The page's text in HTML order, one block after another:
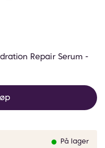
Repair Serum -
På lager